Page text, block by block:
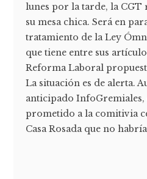
lunes por la tarde, la CGT
su mesa chica. Será en
tratamiento de la Ley
que tiene entre sus
Reforma Laboral
La situación es de alerta.
anticipado
prometido a la comitivia
Casa Rosada que no